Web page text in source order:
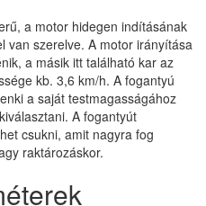
a motor hidegen indításának
van szerelve. A motor irányítása
a másik itt található kar az
kb. 3,6 km/h. A fogantyú
a saját testmagasságához
A fogantyút
csukni, amit nagyra fog
raktározáskor.